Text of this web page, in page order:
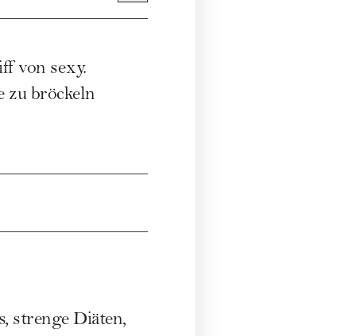
von sexy.
zu bröckeln
strenge Diäten,